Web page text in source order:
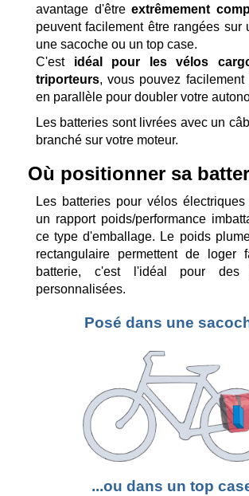
avantage d'être extrêmement
peuvent facilement être rangées sur
une sacoche ou un top case.
C'est idéal pour les vélos
triporteurs, vous pouvez facilement
en parallèle pour doubler votre
Les batteries sont livrées avec un
branché sur votre moteur.
Où positionner sa
Les batteries pour vélos
un rapport poids/performance
ce type d'emballage. Le poids
rectangulaire permettent de loger
batterie, c'est l'idéal pour des
personnalisées.
Posé dans une
...ou dans un top